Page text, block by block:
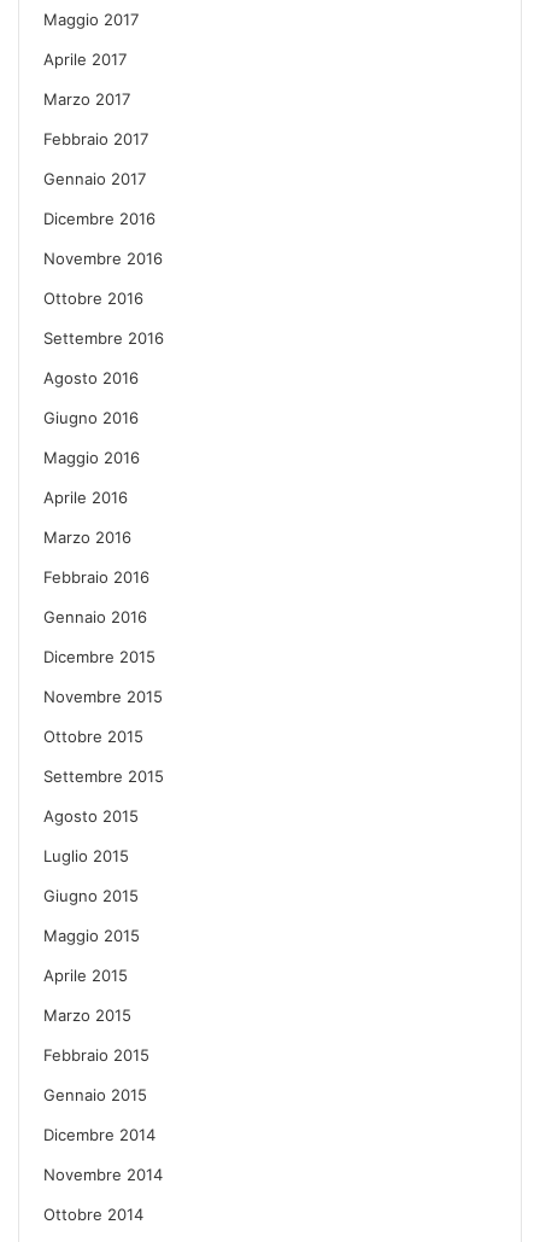
Maggio 2017
Aprile 2017
Marzo 2017
Febbraio 2017
Gennaio 2017
Dicembre 2016
Novembre 2016
Ottobre 2016
Settembre 2016
Agosto 2016
Giugno 2016
Maggio 2016
Aprile 2016
Marzo 2016
Febbraio 2016
Gennaio 2016
Dicembre 2015
Novembre 2015
Ottobre 2015
Settembre 2015
Agosto 2015
Luglio 2015
Giugno 2015
Maggio 2015
Aprile 2015
Marzo 2015
Febbraio 2015
Gennaio 2015
Dicembre 2014
Novembre 2014
Ottobre 2014